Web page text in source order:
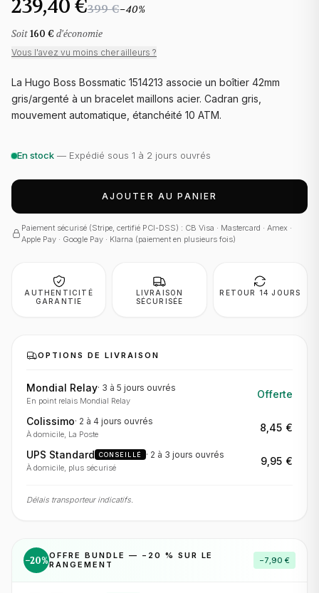
239,40 €399 €−40%
Soit160 € d'économie
Vous l'avez vu moins cher ailleurs ?
La Hugo Boss Bossmatic 1514213 associe un boîtier 42mm
gris/argenté à un bracelet maillons acier. Cadran gris,
mouvement automatique, étanchéité 10 ATM.
En stock — Expédié sous 1 à 2 jours ouvrés
AJOUTER AU PANIER
Paiement sécurisé (Stripe, certifié PCI-DSS) : CB Visa · Mastercard · Amex ·
Apple Pay · Google Pay · Klarna (paiement en plusieurs fois)
AUTHENTICITÉ
GARANTIE
LIVRAISON
SÉCURISÉE
RETOUR 14 JOURS
OPTIONS DE LIVRAISON
Mondial Relay· 3 à 5 jours ouvrés
En point relais Mondial Relay
Offerte
Colissimo· 2 à 4 jours ouvrés
À domicile, La Poste
8,45 €
UPS Standard CONSEILLÉ · 2 à 3 jours ouvrés
À domicile, plus sécurisé
9,95 €
Délais transporteur indicatifs.
−20%OFFRE BUNDLE — − 20 % SUR LE
RANGEMENT
−7,90 €